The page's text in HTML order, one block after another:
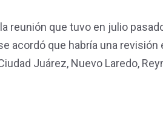
reunión que tuvo en julio
acordó que habría una
Juárez, Nuevo Laredo,